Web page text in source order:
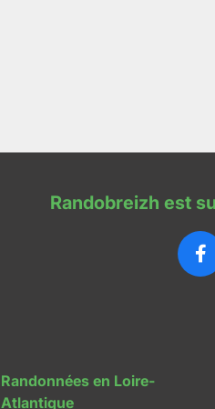
Randobreizh est
Randonnées en Loire-
Atlantique